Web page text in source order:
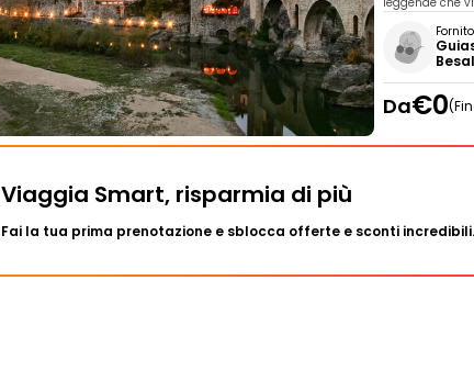
Da€0
Viaggia Smart, risparmia di più
Fai la tua prima prenotazione e sblocca offerte e sconti incredibili.